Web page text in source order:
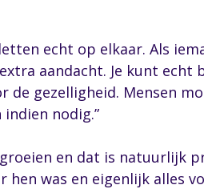
echt op elkaar. Als
aandacht. Je kunt echt
de gezelligheid. Mensen
nodig.”
en dat is natuurlijk
was en eigenlijk alles